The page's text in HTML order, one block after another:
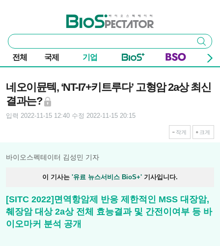
바이오스펙테이터
통
합
검
색
검색
전체 국제 기업
네오이뮨텍, ‘NT-I7+키트루다’ 고형암 2a상 최신
결과는?
입력 2022-11-15 12:40 수정 2022-11-15 20:15
작게 크게
바이오스펙테이터 김성민 기자
이 기사는 '유료 뉴스서비스 BioS+' 기사입니다.
[SITC 2022]면역항암제 반응 제한적인 MSS 대장암,
췌장암 대상 2a상 전체 효능결과 및 간전이여부 등 바
이오마커 분석 공개